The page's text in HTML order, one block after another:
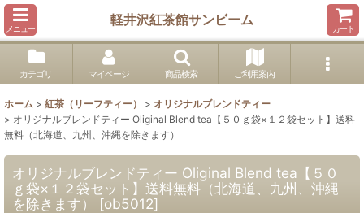
メニュー
軽井沢紅茶館サンビーム
カート
カテゴリ マイページ 商品検索 ご利用案内
ホーム > 紅茶（リーフティー） > オリジナルブレンドティー
> オリジナルブレンドティー Oliginal Blend tea【５０ｇ袋×１２袋セット】送料
無料（北海道、九州、沖縄を除きます）
オリジナルブレンドティー Oliginal Blend tea【５０
ｇ袋×１２袋セット】送料無料（北海道、九州、沖縄
を除きます）
[ob5012]